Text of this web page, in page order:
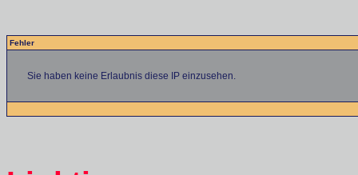
Fehler
Sie haben keine Erlaubnis diese IP einzusehen.